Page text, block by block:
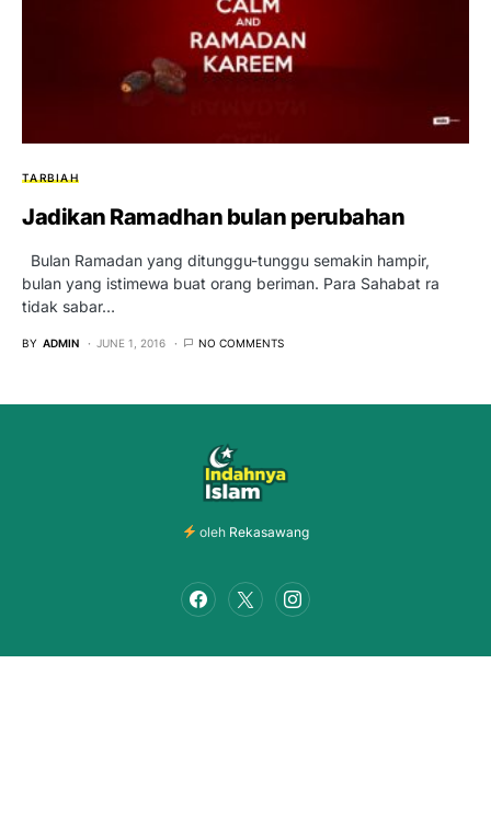
TARBIAH
Jadikan Ramadhan bulan perubahan
Bulan Ramadan yang ditunggu-tunggu semakin hampir,
bulan yang istimewa buat orang beriman. Para Sahabat ra
tidak sabar…
BY ADMIN JUNE 1, 2016 NO COMMENTS
oleh Rekasawang